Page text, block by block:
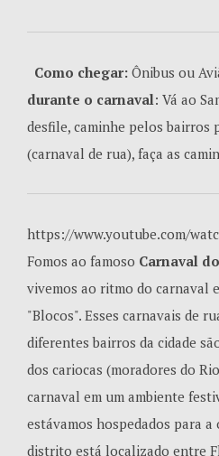
Como chegar:Ônibus ou
durante o carnaval: Vá ao
desfile, caminhe pelos bairros
(carnaval de rua), faça as
https://www.youtube.com/
Fomos ao famoso Carnaval
vivemos ao ritmo do carnaval
"Blocos". Esses carnavais de
diferentes bairros da cidade
dos cariocas (moradores do
carnaval em um ambiente
estávamos hospedados para a
distrito está localizado entre